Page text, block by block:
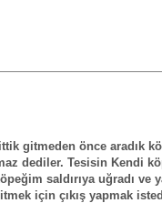
gitmeden önce aradık
dediler. Tesisin Kendi
saldırıya uğradı ve
için çıkış yapmak